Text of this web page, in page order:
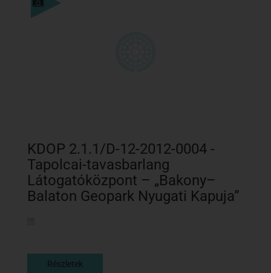
Részletek
KDOP 2.1.1/D-12-2012-0004 -
Tapolcai-tavasbarlang
Látogatóközpont – „Bakony–
Balaton Geopark Nyugati Kapuja”
Részletek